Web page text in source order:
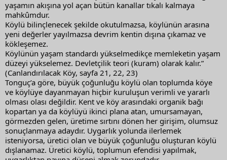
yaşamın akışına yol açan bütün kanallar tıkalı kalmaya
mahkûmdur.
Köylü bilinçlenecek şekilde okutulmazsa, köylünün arasına
yeni değerler yayılmazsa devrim kentin dışına çıkamaz ve
kökleşemez.
Köylünün yaşam standardı yükselmedikçe memleketin yaşam
düzeyi yükselemez. Devletçilik teori (kuram) olarak kalır.”
(Canlandırılacak Köy, sayfa 21, 22, 23)
Tonguç’a göre, büyük çoğunluğu köylü olan toplumda köye
ve köylüye dayanmayan hiçbir kuruluşun verimli ve yararlı
olması olası değildir. Kent ve köy arasındaki organik bağı
kopartan ya da köylüyü ikinci plana atan, umursamayan,
görmezden gelen, üretime sırtını dönen her girişim, olumsuz
sonuçlanmaya adaydır. Uygarlık yolunda ilerlemek
isteniyorsa, üretici olan ve büyük çoğunluğu oluşturan köylü
dışlanamaz. Üretici köylü, toplumun efendisi yapılmak,